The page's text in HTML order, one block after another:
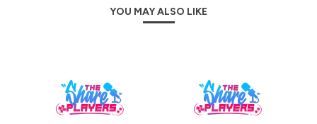
YOU MAY ALSO LIKE